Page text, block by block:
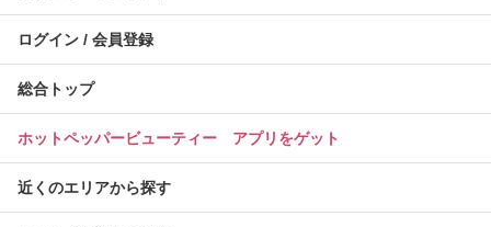
ログイン / 会員登録
総合トップ
ホットペッパービューティー アプリをゲット
近くのエリアから探す